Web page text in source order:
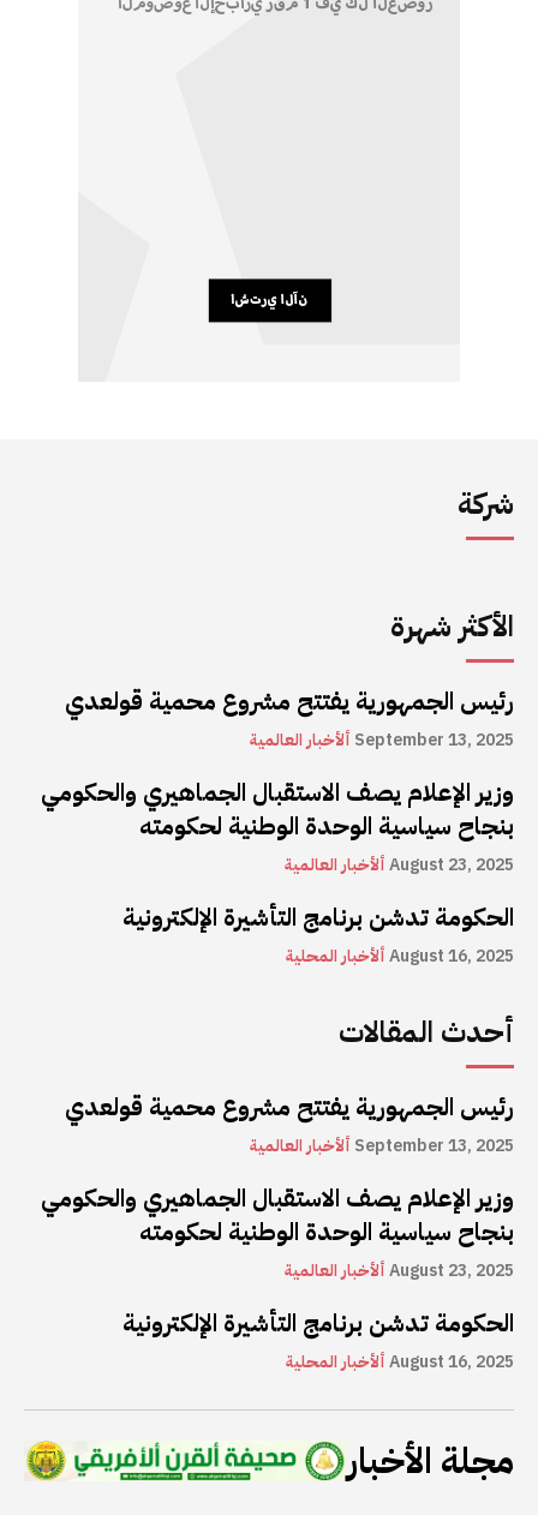
شركة
الأكثر شهرة
رئيس الجمهورية يفتتح مشروع محمية قولعدي
ألأخبار العالمية September 13, 2025
وزير الإعلام يصف الاستقبال الجماهيري والحكومي
بنجاح سياسية الوحدة الوطنية لحكومته
ألأخبار العالميةAugust 23, 2025
الحكومة تدشن برنامج التأشيرة الإلكترونية
ألأخبار المحليةAugust 16, 2025
أحدث المقالات
رئيس الجمهورية يفتتح مشروع محمية قولعدي
ألأخبار العالمية September 13, 2025
وزير الإعلام يصف الاستقبال الجماهيري والحكومي
بنجاح سياسية الوحدة الوطنية لحكومته
ألأخبار العالميةAugust 23, 2025
الحكومة تدشن برنامج التأشيرة الإلكترونية
ألأخبار المحليةAugust 16, 2025
مجلة الأخبار